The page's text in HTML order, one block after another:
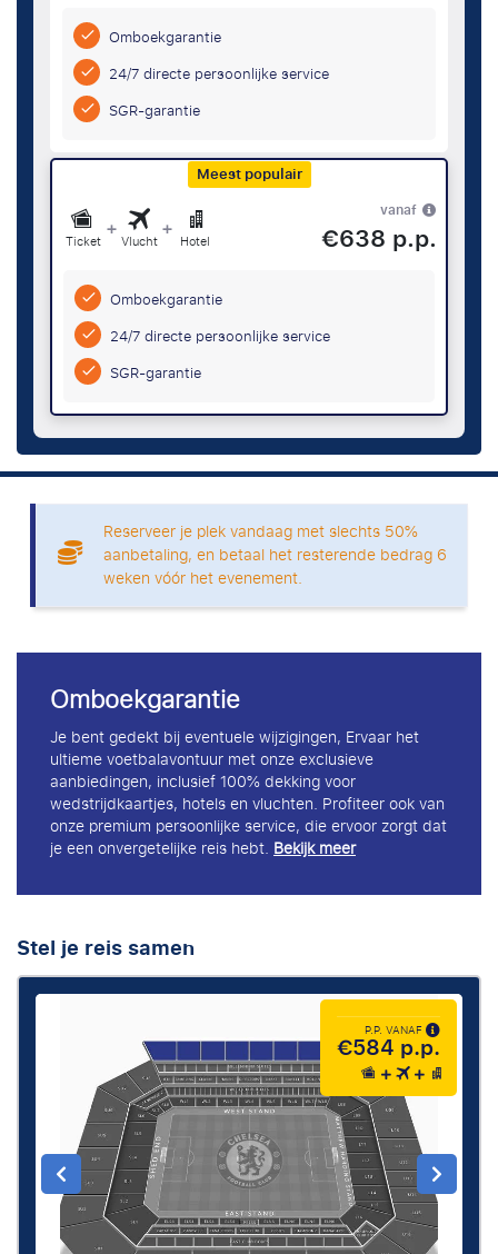
Omboekgarantie
24/7 directe persoonlijke service
SGR-garantie
Meest populair
Ticket + Vlucht + Hotel
vanaf
€638 p.p.
Omboekgarantie
24/7 directe persoonlijke service
SGR-garantie
Reserveer je plek vandaag met slechts 50%
aanbetaling, en betaal het resterende bedrag 6
weken vóór het evenement.
Omboekgarantie
Je bent gedekt bij eventuele wijzigingen, Ervaar het
ultieme voetbalavontuur met onze exclusieve
aanbiedingen, inclusief 100% dekking voor
wedstrijdkaartjes, hotels en vluchten. Profiteer ook van
onze premium persoonlijke service, die ervoor zorgt dat
je een onvergetelijke reis hebt.Bekijk meer
Stel je reis samen
P.P. VANAF
€584 p.p.